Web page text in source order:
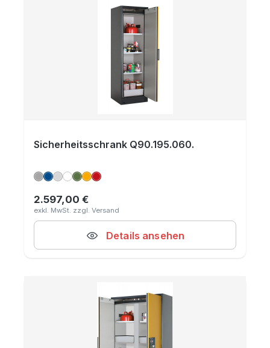
Sicherheitsschrank Q90.195.060.
Regulärer Preis:
2.597,00 €
Details ansehen